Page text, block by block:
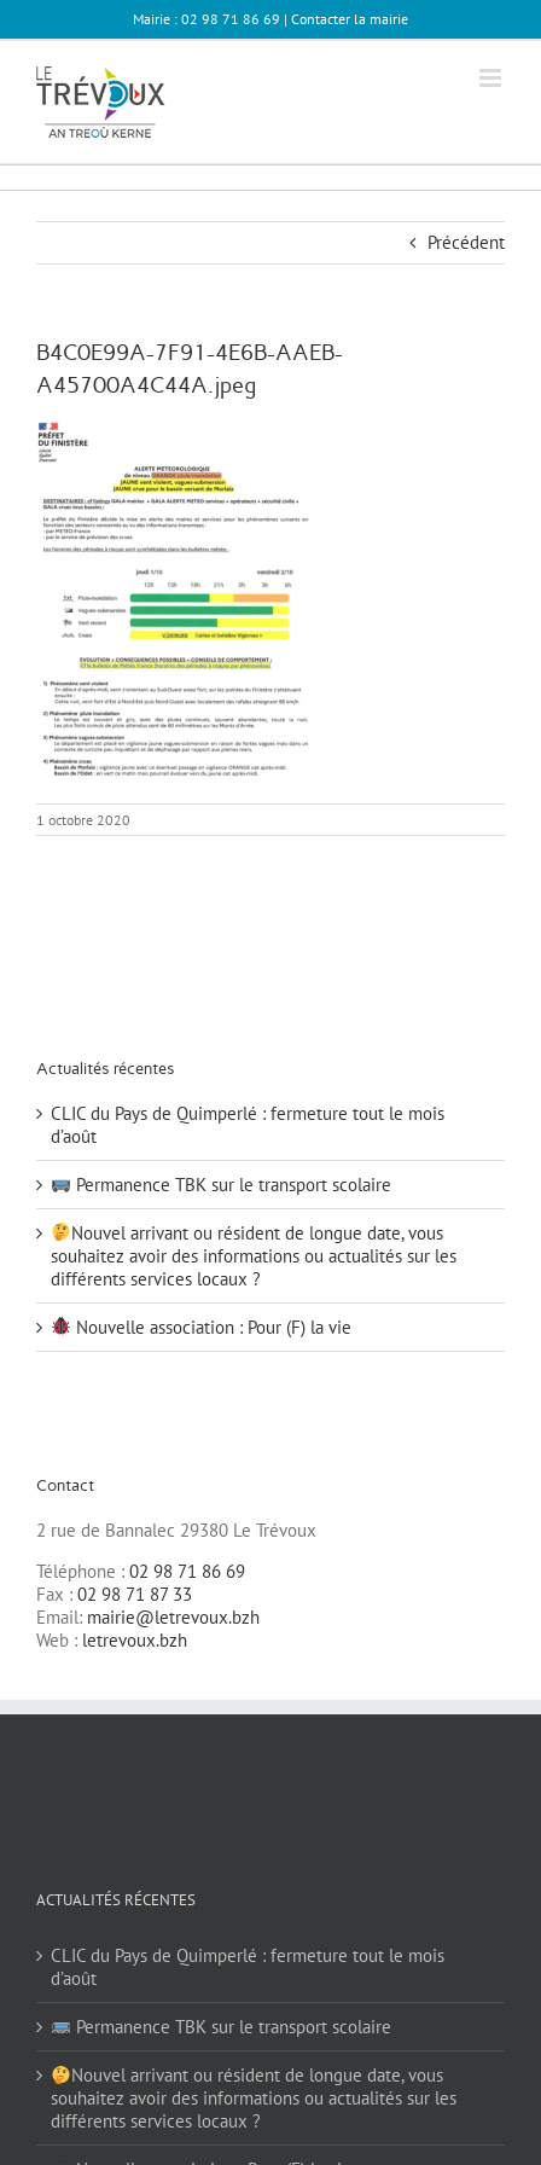
au
Mairie : 02 98 71 86 69 | Contacter la mairie
Précédent
B4C0E99A-7F91-4E6B-AAEB-
A45700A4C44A.jpeg
1 octobre 2020
Actualités récentes
CLIC du Pays de Quimperlé : fermeture tout le mois
d’août
Permanence TBK sur le transport scolaire
Nouvel arrivant ou résident de longue date, vous
souhaitez avoir des informations ou actualités sur les
différents services locaux ?
Nouvelle association : Pour (F) la vie
Contact
2 rue de Bannalec 29380 Le Trévoux
Téléphone : 02 98 71 86 69
Fax : 02 98 71 87 33
Email: mairie@letrevoux.bzh
Web : letrevoux.bzh
ACTUALITÉS RÉCENTES
CLIC du Pays de Quimperlé : fermeture tout le mois
d’août
Permanence TBK sur le transport scolaire
Nouvel arrivant ou résident de longue date, vous
souhaitez avoir des informations ou actualités sur les
différents services locaux ?